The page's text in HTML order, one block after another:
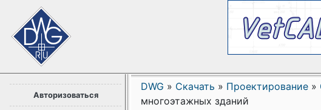
Авторизоваться
DWG » Скачать » Проектирование »
многоэтажных зданий